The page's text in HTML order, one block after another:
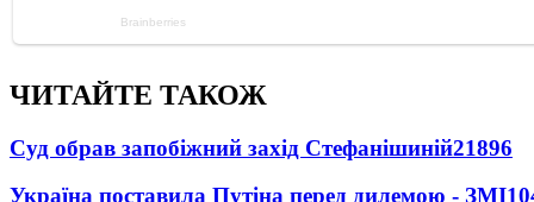
ЧИТАЙТЕ ТАКОЖ
Суд обрав запобіжний захід Стефанішиній21896
Україна поставила Путіна перед дилемою - ЗМІ